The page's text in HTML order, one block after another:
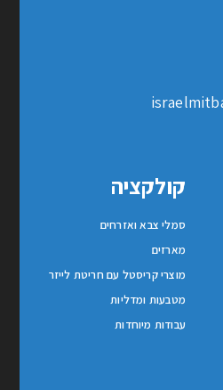
קולקציה
סמלי צבא ואזרחים
מארזים
מוצרי קריסטל עם חריטת לייזר
מטבעות ומדליות
עבודות מיוחדות